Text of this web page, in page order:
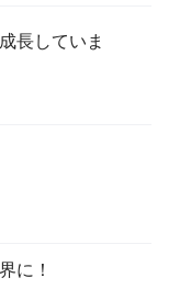
長していま
に！